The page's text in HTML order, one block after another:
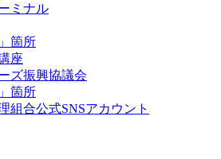
ミナル
箇所
座
ズ振興協議会
箇所
組合公式SNSアカウント